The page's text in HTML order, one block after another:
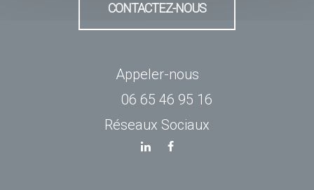
CONTACTEZ-NOUS
Appeler-nous
06 65 46 95 16
Réseaux Sociaux